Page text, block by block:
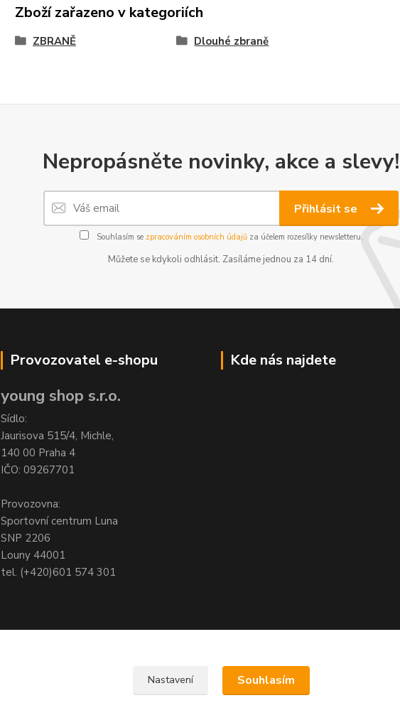
Zboží zařazeno v kategoriích
ZBRANĚ Dlouhé zbraně
Nepropásněte novinky, akce a slevy!
Přihlásit se
Souhlasím se zpracováním osobních údajůza účelem rozesílky newsletteru.
Můžete se kdykoli odhlásit. Zasíláme jednou za 14 dní.
Provozovatel e-shopu
young shop s.r.o.
Sídlo:
Jaurisova 515/4, Michle,
140 00 Praha 4
IČO: 09267701
Provozovna:
Sportovní centrum Luna
SNP 2206
Louny 44001
tel. (+420)601 574 301
Kde nás najdete
Nastavení Souhlasím